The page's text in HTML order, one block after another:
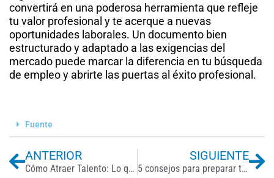
convertirá en una poderosa herramienta que refleje
tu valor profesional y te acerque a nuevas
oportunidades laborales. Un documento bien
estructurado y adaptado a las exigencias del
mercado puede marcar la diferencia en tu búsqueda
de empleo y abrirte las puertas al éxito profesional.
Fuente
Previo
ANTERIOR
Cómo Atraer Talento: Lo que los Candidatos Buscan en las Vacantes
SIGUIENTE
5 consejos para preparar tu entrevista de trabajo con la ayuda de la IA